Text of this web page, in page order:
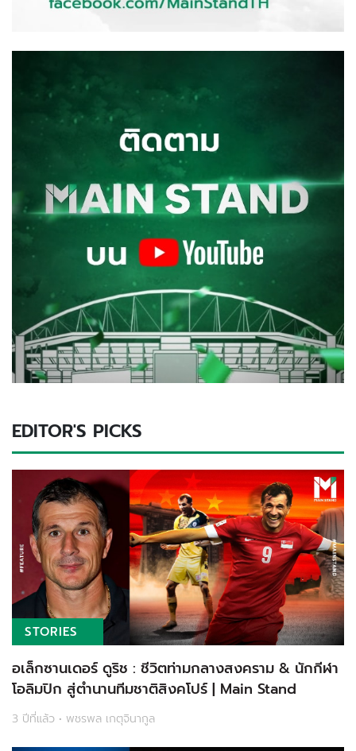
EDITOR'S PICKS
STORIES
อเล็กซานเดอร์ ดูริช : ชีวิตท่ามกลางสงคราม & นักกีฬา
โอลิมปิก สู่ตำนานทีมชาติสิงคโปร์ | Main Stand
3 ปีที่แล้ว • พชรพล เกตุจินากูล